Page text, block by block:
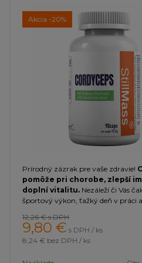
Akcia -20%
Prírodný zázrak pre vaše zdravie!
pomôže pri chorobe, zlepší
doplní vitalitu. Nezáleží či Vás
športový výkon, ťažký deň v práci
mať viac energie na všetko
Cordyceps je tradičná exotická
prospešných bioaktívnych látok.
12,26 €s DPH
9,80 € s DPH / ks
8,24 € bez DPH / ks